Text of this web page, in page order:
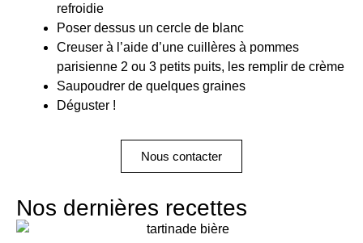
refroidie
Poser dessus un cercle de blanc
Creuser à l’aide d’une cuillères à pommes
parisienne 2 ou 3 petits puits, les remplir de crème
Saupoudrer de quelques graines
Déguster !
Nous contacter
Nos dernières recettes